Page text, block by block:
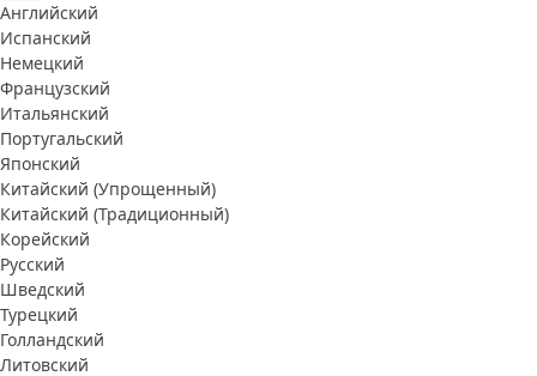
Английский
Испанский
Немецкий
Французский
Итальянский
Португальский
Японский
Китайский (Упрощенный)
Китайский (Традиционный)
Корейский
Русский
Шведский
Турецкий
Голландский
Литовский